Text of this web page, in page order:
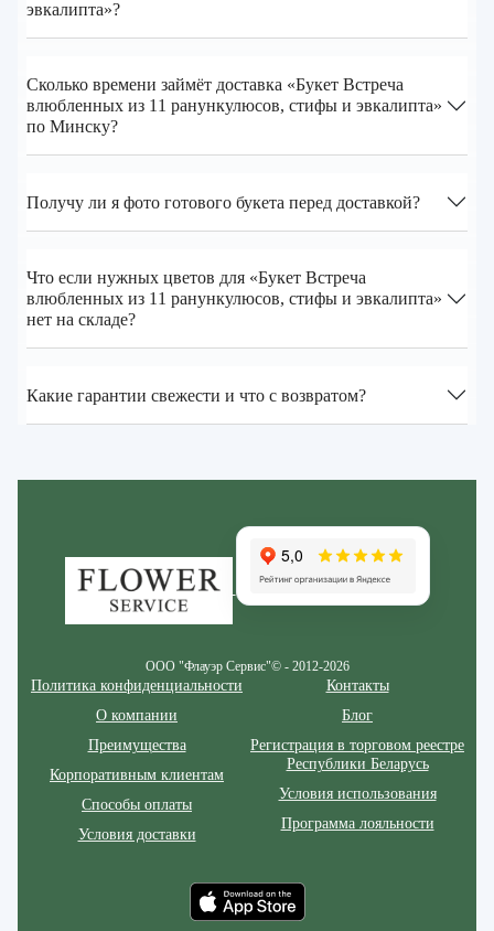
эвкалипта»?
Сколько времени займёт доставка «Букет Встреча
влюбленных из 11 ранункулюсов, стифы и эвкалипта»
по Минску?
Получу ли я фото готового букета перед доставкой?
Что если нужных цветов для «Букет Встреча
влюбленных из 11 ранункулюсов, стифы и эвкалипта»
нет на складе?
Какие гарантии свежести и что с возвратом?
ООО "Флауэр Сервис"© - 2012-2026
Политика конфиденциальности
О компании
Преимущества
Корпоративным клиентам
Способы оплаты
Условия доставки
Контакты
Блог
Регистрация в торговом реестре
Республики Беларусь
Условия использования
Программа лояльности